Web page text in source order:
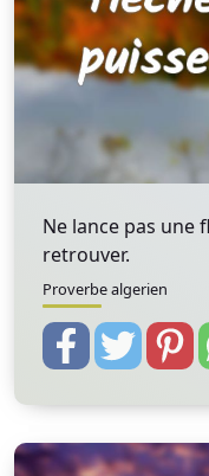
Ne lance pas une
retrouver.
Proverbe algerien